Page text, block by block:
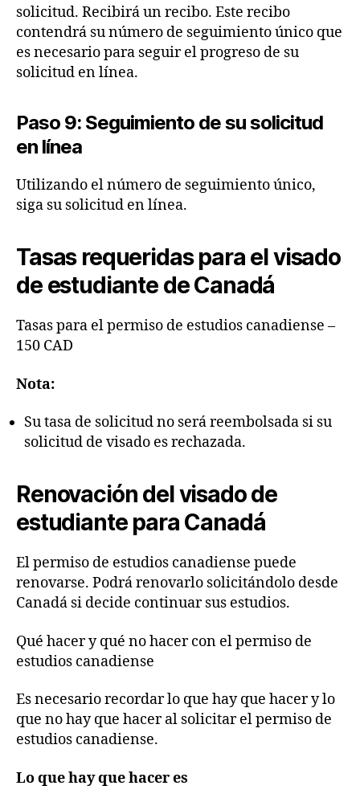
solicitud. Recibirá un recibo. Este recibo
contendrá su número de seguimiento único que
es necesario para seguir el progreso de su
solicitud en línea.
Paso 9: Seguimiento de su solicitud
en línea
Utilizando el número de seguimiento único,
siga su solicitud en línea.
Tasas requeridas para el visado
de estudiante de Canadá
Tasas para el permiso de estudios canadiense –
150 CAD
Nota:
Su tasa de solicitud no será reembolsada si su
solicitud de visado es rechazada.
Renovación del visado de
estudiante para Canadá
El permiso de estudios canadiense puede
renovarse. Podrá renovarlo solicitándolo desde
Canadá si decide continuar sus estudios.
Qué hacer y qué no hacer con el permiso de
estudios canadiense
Es necesario recordar lo que hay que hacer y lo
que no hay que hacer al solicitar el permiso de
estudios canadiense.
Lo que hay que hacer es